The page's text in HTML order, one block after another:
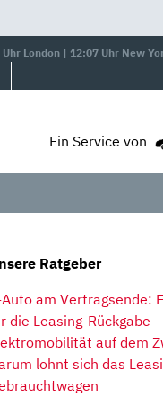
London | 12:07 Uhr New
Ein Service von
Ratgeber
Auto am Vertragsende:
die Leasing-Rückgabe
auf dem
lohnt sich das